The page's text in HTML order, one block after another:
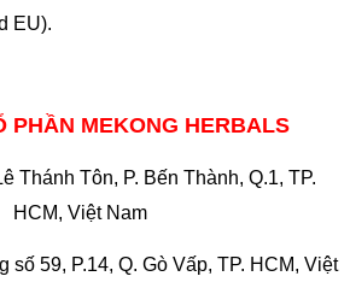
EU).
PHẦN MEKONG HERBALS
Thánh Tôn, P. Bến Thành, Q.1, TP.
HCM, Việt Nam
số 59, P.14, Q. Gò Vấp, TP. HCM, Việt